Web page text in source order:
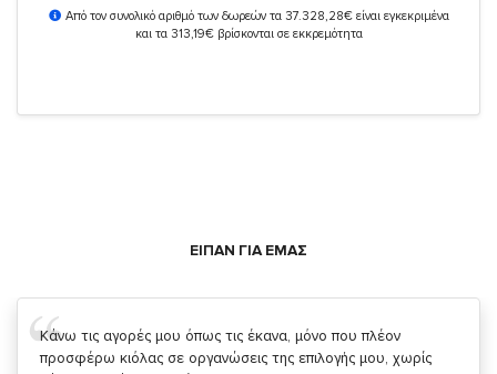
Από τον συνολικό αριθμό των δωρεών τα 37.328,28€ είναι εγκεκριμένα
και τα 313,19€ βρίσκονται σε εκκρεμότητα
ΕΙΠΑΝ ΓΙΑ ΕΜΑΣ
Σας ευχαριστώ που μας δίνετε την δυνατότητα να κάνουμε
κάτι!